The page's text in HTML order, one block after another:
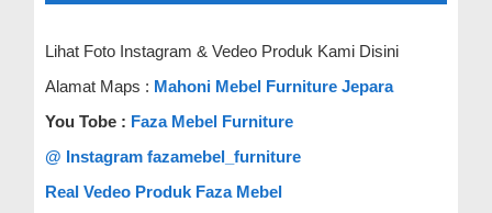
Lihat Foto Instagram & Vedeo Produk Kami Disini
Alamat Maps : Mahoni Mebel Furniture Jepara
You Tobe : Faza Mebel Furniture
@ Instagram fazamebel_furniture
Real Vedeo Produk Faza Mebel